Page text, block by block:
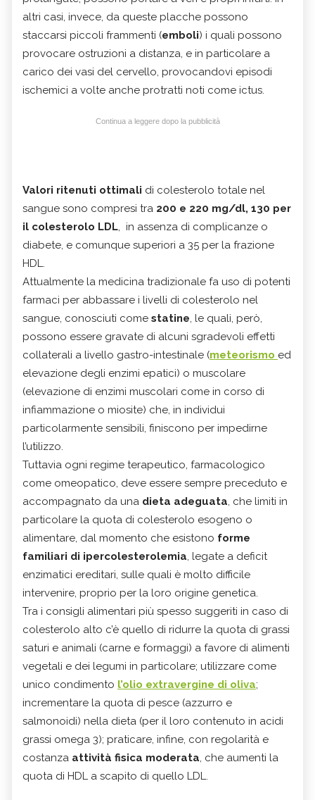
altri casi, invece, da queste placche possono
staccarsi piccoli frammenti (emboli) i quali possono
provocare ostruzioni a distanza, e in particolare a
carico dei vasi del cervello, provocandovi episodi
ischemici a volte anche protratti noti come ictus.
Continua a leggere dopo la pubblicità
Valori ritenuti ottimali di colesterolo totale nel
sangue sono compresi tra 200 e 220 mg/dl, 130 per
il colesterolo LDL, in assenza di complicanze o
diabete, e comunque superiori a 35 per la frazione
HDL.
Attualmente la medicina tradizionale fa uso di potenti
farmaci per abbassare i livelli di colesterolo nel
sangue, conosciuti come statine, le quali, però,
possono essere gravate di alcuni sgradevoli effetti
collaterali a livello gastro-intestinale (meteorismo ed
elevazione degli enzimi epatici) o muscolare
(elevazione di enzimi muscolari come in corso di
infiammazione o miosite) che, in individui
particolarmente sensibili, finiscono per impedirne
l’utilizzo.
Tuttavia ogni regime terapeutico, farmacologico
come omeopatico, deve essere sempre preceduto e
accompagnato da una dieta adeguata, che limiti in
particolare la quota di colesterolo esogeno o
alimentare, dal momento che esistono forme
familiari di ipercolesterolemia, legate a deficit
enzimatici ereditari, sulle quali è molto difficile
intervenire, proprio per la loro origine genetica.
Tra i consigli alimentari più spesso suggeriti in caso di
colesterolo alto c’è quello di ridurre la quota di grassi
saturi e animali (carne e formaggi) a favore di alimenti
vegetali e dei legumi in particolare; utilizzare come
unico condimento l’olio extravergine di oliva;
incrementare la quota di pesce (azzurro e
salmonoidi) nella dieta (per il loro contenuto in acidi
grassi omega 3); praticare, infine, con regolarità e
costanza attività fisica moderata, che aumenti la
quota di HDL a scapito di quello LDL.